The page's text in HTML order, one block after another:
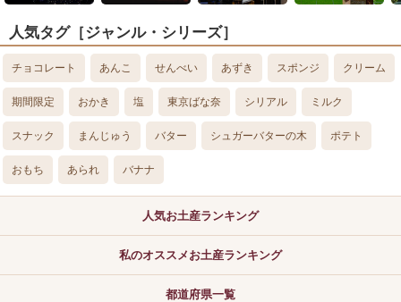
人気タグ［ジャンル・シリーズ］
チョコレート あんこ せんべい あずき スポンジ クリーム
期間限定 おかき 塩 東京ばな奈 シリアル ミルク
スナック まんじゅう バター シュガーバターの木 ポテト
おもち あられ バナナ
人気お土産ランキング
私のオススメお土産ランキング
都道府県一覧